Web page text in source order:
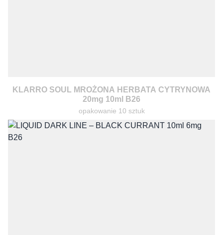
KLARRO SOUL MROŻONA HERBATA CYTRYNOWA
20mg 10ml B26
opakowanie 10 sztuk